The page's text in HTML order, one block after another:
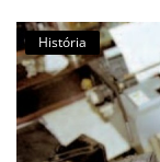
História